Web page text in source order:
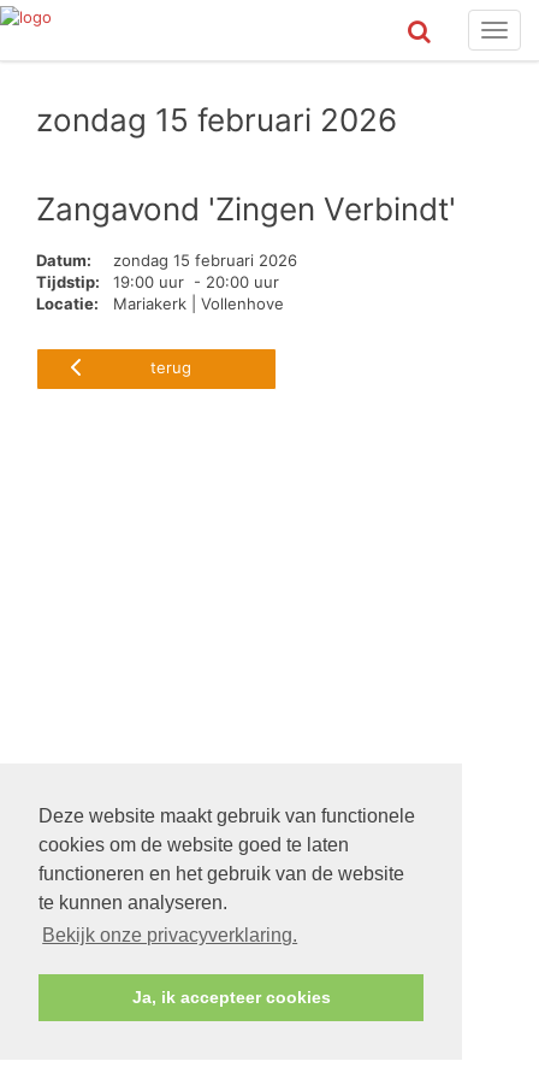
Deze website maakt gebruik van functionele
cookies om de website goed te laten
functioneren en het gebruik van de website
te kunnen analyseren.
Bekijk onze privacyverklaring.
Ja, ik accepteer cookies
zondag 15 februari 2026
Zangavond 'Zingen Verbindt'
Datum:
zondag 15 februari 2026
Tijdstip:
19:00 uur - 20:00 uur
Locatie:
Mariakerk | Vollenhove
terug